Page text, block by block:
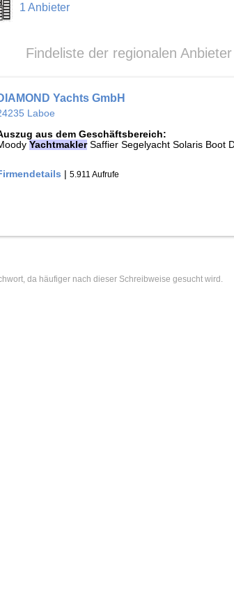
1 Anbieter
Findeliste der regionalen Anbieter
Yachts GmbH
Laboe
aus dem Geschäftsbereich:
YachtmaklerSaffier Segelyacht Solaris Boot
|5.911 Aufrufe
da häufiger nach dieser Schreibweise gesucht wird.